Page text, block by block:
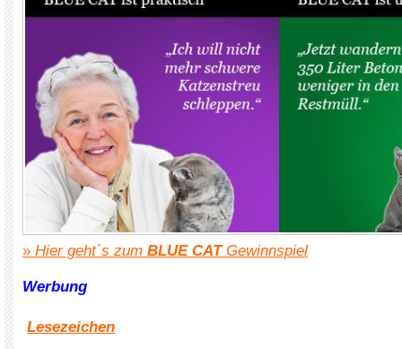
» Hier geht´s zum BLUE CATGewinnspiel
Werbung
Lesezeichen